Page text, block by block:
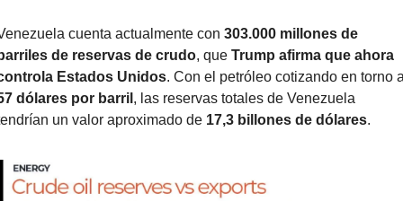
cuenta actualmente con 303.000 millones de
de reservas de crudo, que Trump afirma que ahora
Estados Unidos
dólares por barril , las reservas totales de Venezuela
un valor aproximado de 17,3 billones de dólares.